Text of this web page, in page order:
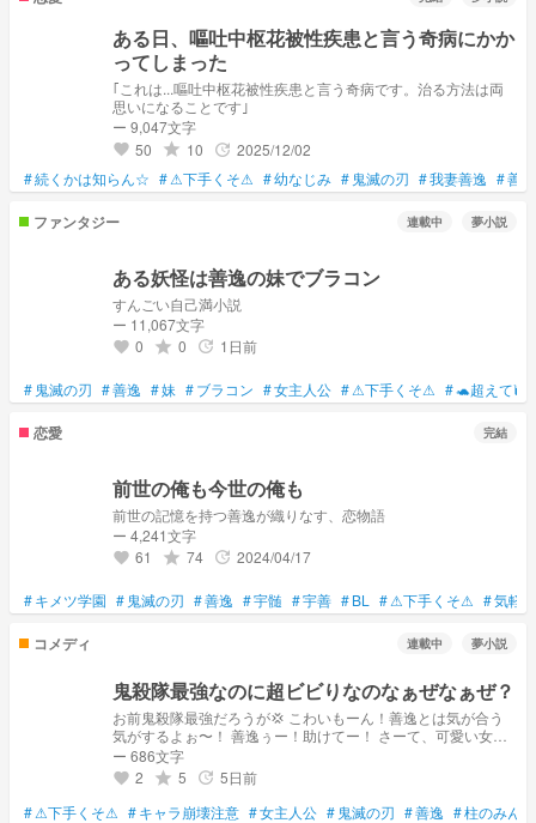
ある日、嘔吐中枢花被性疾患と言う奇病にかか
ってしまった
｢これは...嘔吐中枢花被性疾患と言う奇病です。治る方法は両
思いになることです｣
ー 9,047文字
favorite 50 grade 10 update 2025/12/02
#続くかは知らん☆ #⚠下手くそ⚠ #幼なじみ # 鬼滅の刃 #我妻善逸 #善逸
ファンタジー 連載中 夢小説
ある妖怪は善逸の妹でブラコン
すんごい自己満小説
ー 11,067文字
favorite 0 grade 0 update 1日前
# 鬼滅の刃 #善逸 #妹 #ブラコン #女主人公 #⚠下手くそ⚠ #🐢超えて🐌
恋愛 完結
前世の俺も今世の俺も
前世の記憶を持つ善逸が織りなす、恋物語
ー 4,241文字
favorite 61 grade 74 update 2024/04/17
#キメツ学園 # 鬼滅の刃 #善逸 #宇髄 #宇善 #BL #⚠下手くそ⚠ #気軽
コメディ 連載中 夢小説
鬼殺隊最強なのに超ビビりなのなぁぜなぁぜ？
お前鬼殺隊最強だろうが💢 こわいもーん！善逸とは気が合う
気がするよぉ〜！ 善逸ぅー！助けてー！ さーて、可愛い女の
子はどこかなぁ？ 裏切り者ぉ〜！
ー 686文字
favorite 2 grade 5 update 5日前
#⚠下手くそ⚠ #キャラ崩壊注意 #女主人公 # 鬼滅の刃 #善逸 #柱のみんな